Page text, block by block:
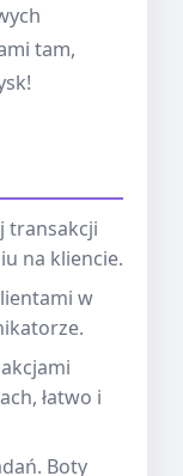
tam,
transakcji
na kliencie.
w
łatwo i
Boty